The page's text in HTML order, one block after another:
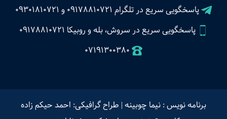
پاسخگویی سریع در تلگرام 09178810721 و 09301810721
پاسخگویی سریع در سروش، بله و روبیکا 09178810721
07191300380
برنامه نویس : نیما چوبینه | طراح گرافیکی: احمد حیکم زاده